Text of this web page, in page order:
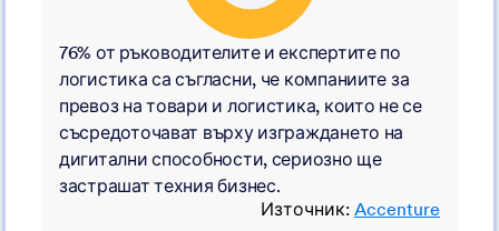
76% от ръководителите и експертите по
логистика са съгласни, че компаниите за
превоз на товари и логистика, които не се
съсредоточават върху изграждането на
дигитални способности, сериозно ще
застрашат техния бизнес.
Източник: Accenture